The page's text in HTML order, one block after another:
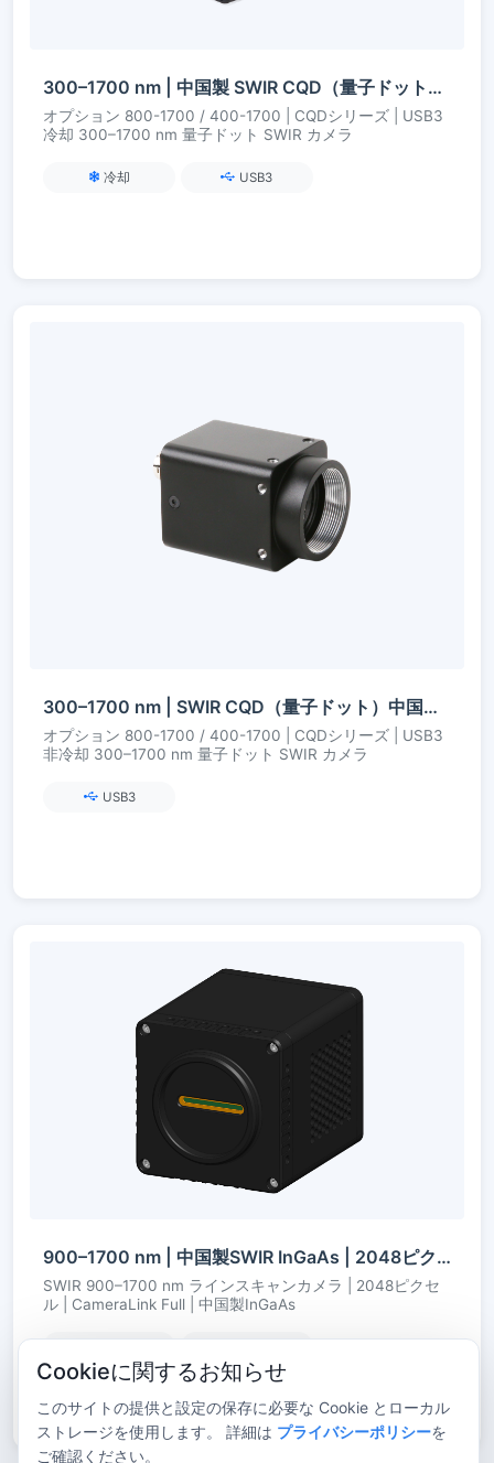
300–1700 nm | 中国製 SWIR CQD（量子ドット） | USB3 | 冷却型 | SWIRカメラ
オプション 800-1700 / 400-1700 | CQDシリーズ | USB3
冷却 300–1700 nm 量子ドット SWIR カメラ
冷却 USB3
300–1700 nm | SWIR CQD（量子ドット）中国製 | USB3 |非冷却 | SWIRカメラ
オプション 800-1700 / 400-1700 | CQDシリーズ | USB3
非冷却 300–1700 nm 量子ドット SWIR カメラ
USB3
900–1700 nm | 中国製SWIR InGaAs | 2048ピクセルラインスキャン | CameraLink Full | 冷却
SWIR 900–1700 nm ラインスキャンカメラ | 2048ピクセ
ル | CameraLink Full | 中国製InGaAs
Cookieに関するお知らせ
このサイトの提供と設定の保存に必要な Cookie とローカル
ストレージを使用します。 詳細は プライバシーポリシーを
ご確認ください。